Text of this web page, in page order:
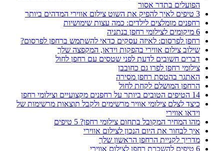
הפועלים בתדר אסור
3 טיפים לאיך להפיק את השוט צילום אווירי המדהים ביותר
רחפנים מומלצים לילדים: כמה עצות שימושיות
6 מיקומים לצילומי רחפן בנתניה
רחפן לפרסום: לאיזה עסקים כדאי להשתמש ברחפן לפרסום?
שילוב צילום אווירי בהפקות וידאו, המקפצה שלך
דברים חשובים לדעת לפני שטסים עם רחפן לחול
צילומי רחפן לפרו גם כחובבן
האתגר בהטסת רחפן מסירה
הרחפן המושלם לקחת לחול
14 הטיפים הטובים ביותר על רחפנים מקצועיים וצילומי רחפן
כיצד לצלם צילומי אוויר מרשימים ולקבל תוצאות מרשימות של
וידאו אווירי
מהו המחיר המקובל בתחום צילומי רחפן? 5 טיפים
איך לבחור את היום הנכון לצילום אווירי
מדריך לקניית הרחפן הראשון שלך
6 טיפים להשכרת רחפן לצילום אווירי